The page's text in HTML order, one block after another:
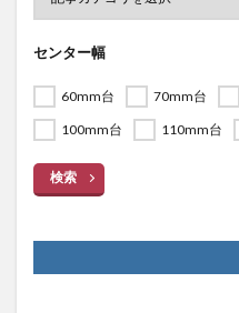
センター幅
60mm台 70mm台
100mm台
110mm台
検索